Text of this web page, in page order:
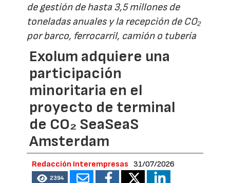
de gestión de hasta 3,5 millones de
toneladas anuales y la recepción de CO₂
por barco, ferrocarril, camión o tubería
Exolum adquiere una
participación
minoritaria en el
proyecto de terminal
de CO₂ SeaSeaS
Amsterdam
Redacción Interempresas 31/07/2026
2394